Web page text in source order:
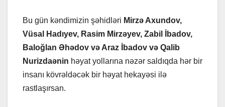
Bu gün kəndimizin şəhidləri Mirzə Axundov,
Vüsal Hadıyev, Rasim Mirzəyev, Zabil İbadov,
Baloğlan Əhədov və Araz İbadov və Qalib
Nurizdaənin həyat yollarına nəzər saldıqda hər bir
insanı kövrəldəcək bir həyat hekayəsi ilə
rastlaşırsan.